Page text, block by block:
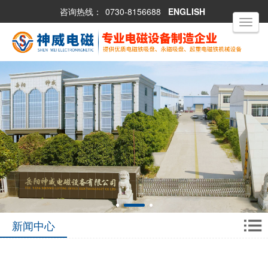
咨询热线： 0730-8156688 ENGLISH
新闻中心
Toggle